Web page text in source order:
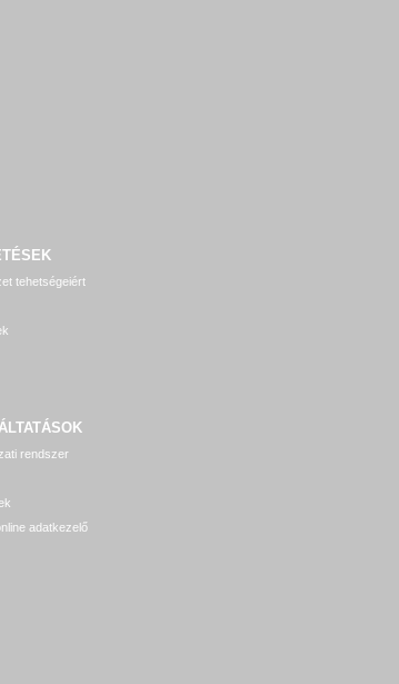
tehetségeiért
rendszer
adatkezelő